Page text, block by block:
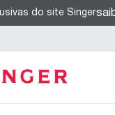
do site Singer